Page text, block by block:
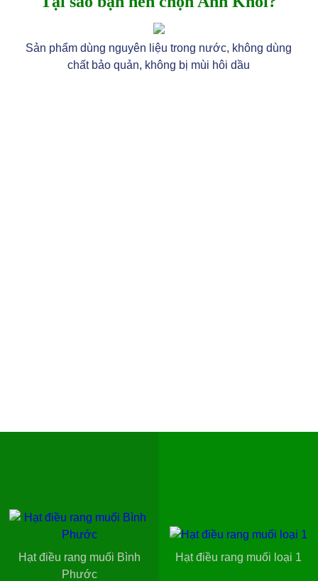
Sản phẩm dùng nguyên liệu trong nước, không dùng
chất bảo quản, không bị mùi hôi dầu
Hạt điều rang muối Bình
Phước
Hạt điều rang muối loại 1